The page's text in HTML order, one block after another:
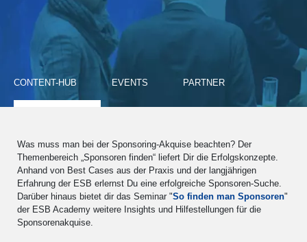
CONTENT-HUB EVENTS PARTNER
Was muss man bei der Sponsoring-Akquise beachten? Der
Themenbereich „Sponsoren finden“ liefert Dir die Erfolgskonzepte.
Anhand von Best Cases aus der Praxis und der langjährigen
Erfahrung der ESB erlernst Du eine erfolgreiche Sponsoren-Suche.
Darüber hinaus bietet dir das Seminar "So finden man Sponsoren"
der ESB Academy weitere Insights und Hilfestellungen für die
Sponsorenakquise.